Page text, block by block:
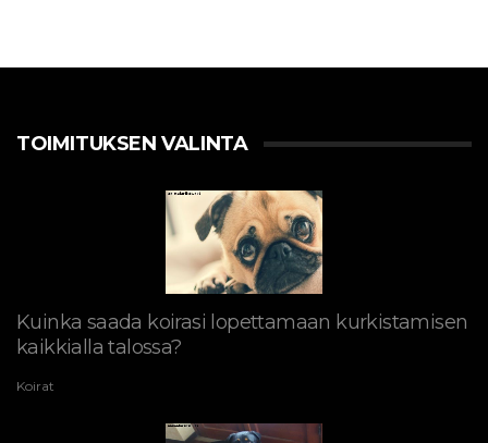
TOIMITUKSEN VALINTA
Kuinka saada koirasi lopettamaan kurkistamisen
kaikkialla talossa?
Koirat